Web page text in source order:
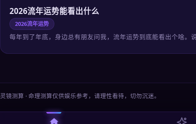
2026流年运势能看出什么
2026流年运势
每年到了年底，身边总有朋友问我，流年运势到底能看出个啥
灵镜测算 · 命理测算仅供娱乐参考，请理性看待，切勿沉迷。